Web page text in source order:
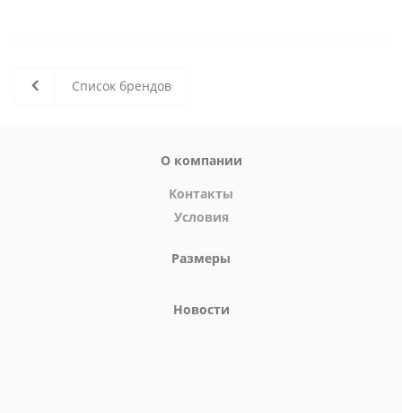
Список брендов
О компании
Контакты
Условия
Размеры
Новости